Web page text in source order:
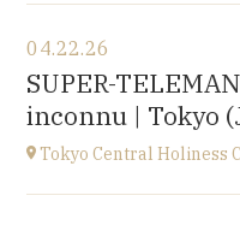
Yamanashi (JAPAN)
Kofu-City
at19H30
Go to site
04.22.26
SUPER-
inconnu | Tokyo
Tokyo Central Holiness